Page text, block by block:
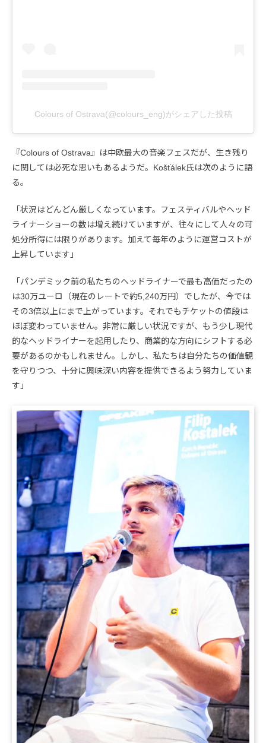
Colours of Ostrava(@colours_eng)がシェアした投稿
『Colours of Ostrava』は中欧最大の音楽フェスだが、生き残り
に関しては必死な思いもあるようだ。Košťálek氏は次のように語
る。
「状況はどんどん厳しくなっています。フェスティバルやヘッド
ライナーショーの数は増え続けていますが、往々にして人々の可
処分所得には限りがあります。加えて毎年のように運営コストが
上昇しています」
「パンデミック前の私たちのヘッドライナーで最も高価だったの
は30万ユーロ（現在のレートで約5,240万円）でしたが、今では
その3倍以上にまで上がっています。それでもチケットの値段は
ほぼ変わっていません。非常に厳しい状況ですが、もう少し現代
的なヘッドライナーを起用したり、商業的な方向にシフトする必
要があるのかもしれません。しかし、私たちは自分たちの価値観
を守りつつ、十分に興味深い内容を提供できるよう努力していま
す」